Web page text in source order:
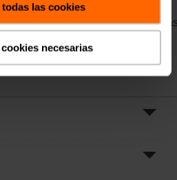
las cookies
necesarias
según las opciones